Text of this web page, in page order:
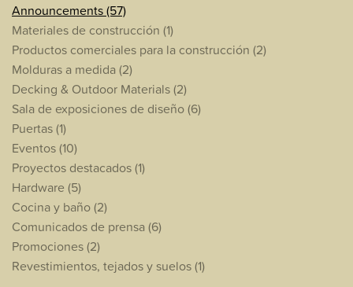
Announcements(57)
Materiales de construcción (1)
Productos comerciales para la construcción (2)
Molduras a medida(2)
Decking & Outdoor Materials(2)
Sala de exposiciones de diseño(6)
Puertas(1)
Eventos(10)
Proyectos destacados(1)
Hardware (5)
Cocina y baño(2)
Comunicados de prensa(6)
Promociones(2)
Revestimientos, tejados y suelos(1)